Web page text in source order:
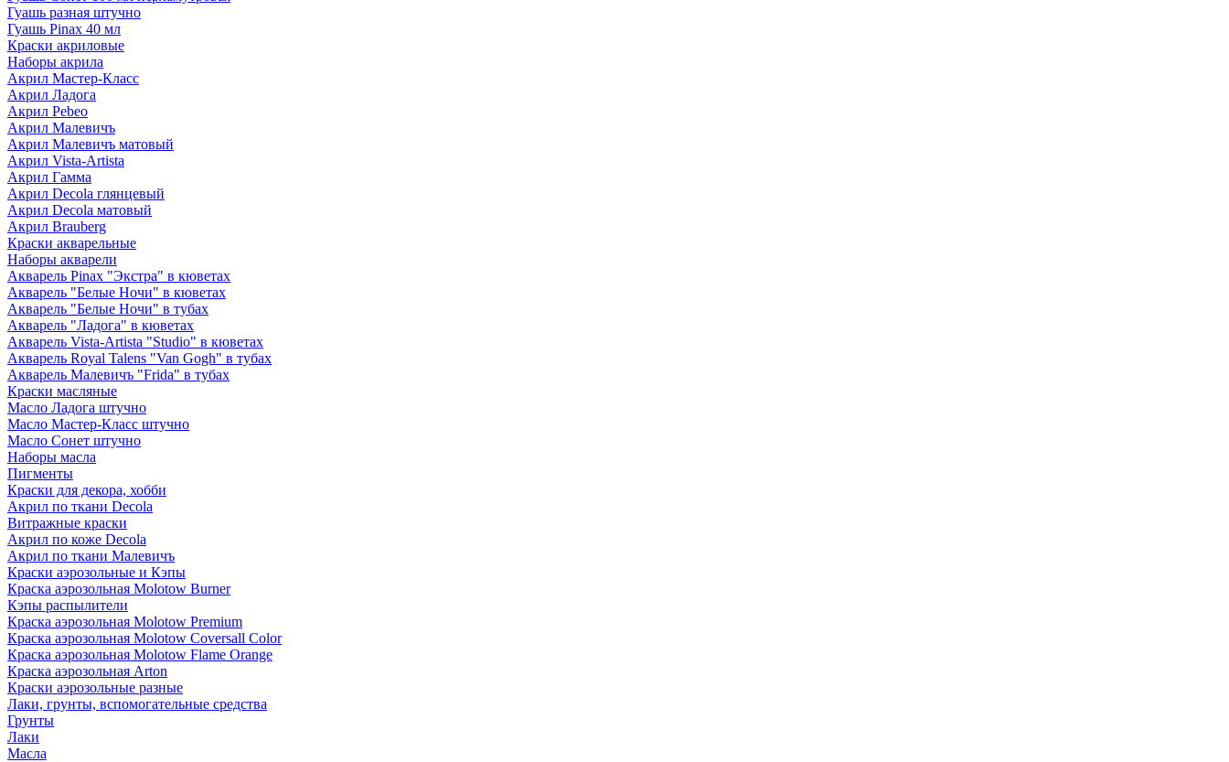
Гуашь разная штучно
Гуашь Pinax 40 мл
Краски акриловые
Наборы акрила
Акрил Мастер-Класс
Акрил Ладога
Акрил Pebeo
Акрил Малевичъ
Акрил Малевичъ матовый
Акрил Vista-Artista
Акрил Гамма
Акрил Decola глянцевый
Акрил Decola матовый
Акрил Brauberg
Краски акварельные
Наборы акварели
Акварель Pinax "Экстра" в кюветах
Акварель "Белые Ночи" в кюветах
Акварель "Белые Ночи" в тубах
Акварель "Ладога" в кюветах
Акварель Vista-Artista "Studio" в кюветах
Акварель Royal Talens "Van Gogh" в тубах
Акварель Малевичъ "Frida" в тубах
Краски масляные
Масло Ладога штучно
Масло Мастер-Класс штучно
Масло Сонет штучно
Наборы масла
Пигменты
Краски для декора, хобби
Акрил по ткани Decola
Витражные краски
Акрил по коже Decola
Акрил по ткани Малевичъ
Краски аэрозольные и Кэпы
Краска аэрозольная Molotow Burner
Кэпы распылители
Краска аэрозольная Molotow Premium
Краска аэрозольная Molotow Coversall Color
Краска аэрозольная Molotow Flame Orange
Краска аэрозольная Arton
Краски аэрозольные разные
Лаки, грунты, вспомогательные средства
Грунты
Лаки
Масла